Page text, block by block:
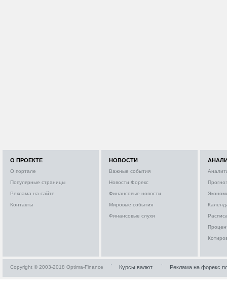
О ПРОЕКТЕ
О портале
Популярные страницы
Реклама на сайте
Контакты
НОВОСТИ
Важные события
Новости Форекс
Финансовые новости
Мировые события
Финансовые слухи
Copyright © 2003-2018 Optima-Finance Курсы валют Реклама на форекс